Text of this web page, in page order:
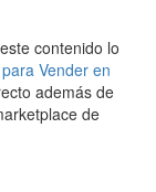
contenido lo
Vender en
además de
de